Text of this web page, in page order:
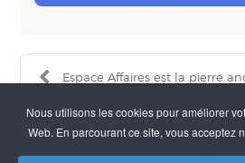
Nous utilisons les cookies pour améliorer
Web. En parcourant ce site, vous acceptez
Espace Affaires est la pierre
La Scetec choisit Espace
cen...